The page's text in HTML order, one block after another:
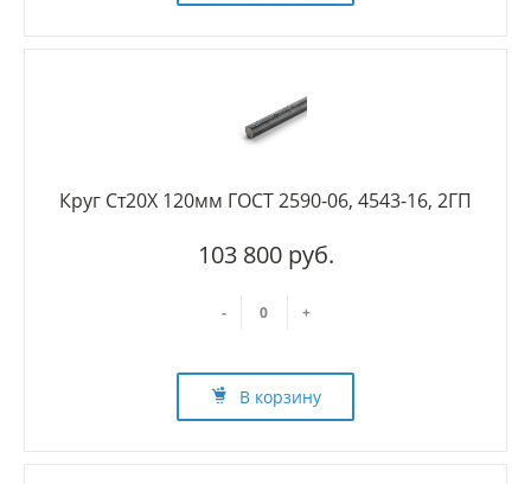
Круг Ст20Х 120мм ГОСТ 2590-06, 4543-16, 2ГП
103 800 руб.
- +
В корзину